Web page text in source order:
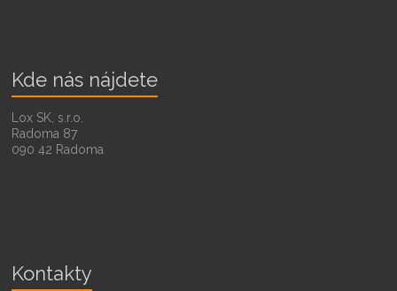
Kde nás nájdete
Lox SK, s.r.o.
Radoma 87
090 42 Radoma
Kontakty